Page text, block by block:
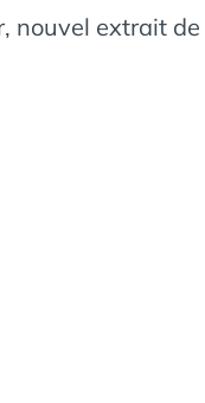
nouvel extrait